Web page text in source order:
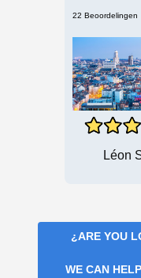
22 Beoordelingen
Léon
¿ARE YOU
WE CAN